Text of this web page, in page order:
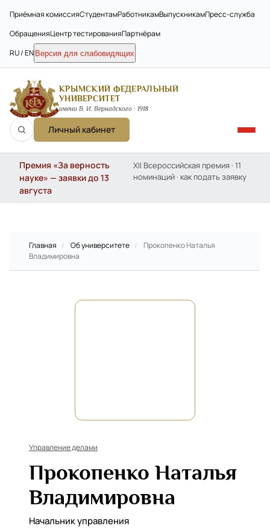
Приёмная комиссияСтудентамРаботникамВыпускникамПресс-служба
ОбращенияЦентр тестированияПартнёрам
RU / EN Версия для слабовидящих
КРЫМСКИЙ ФЕДЕРАЛЬНЫЙ
УНИВЕРСИТЕТ
имени В. И. Вернадского · 1918
Личный кабинет
Премия «За верность
науке» — заявки до 13
августа
XII Всероссийская премия · 11
номинаций · как подать заявку
Главная / Об университете /
Прокопенко Наталья
Владимировна
Управление делами
Прокопенко Наталья
Владимировна
Начальник управления